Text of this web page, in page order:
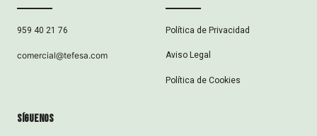
959 40 21 76
comercial@tefesa.com
Política de Privacidad
Aviso Legal
Política de Cookies
síguenos